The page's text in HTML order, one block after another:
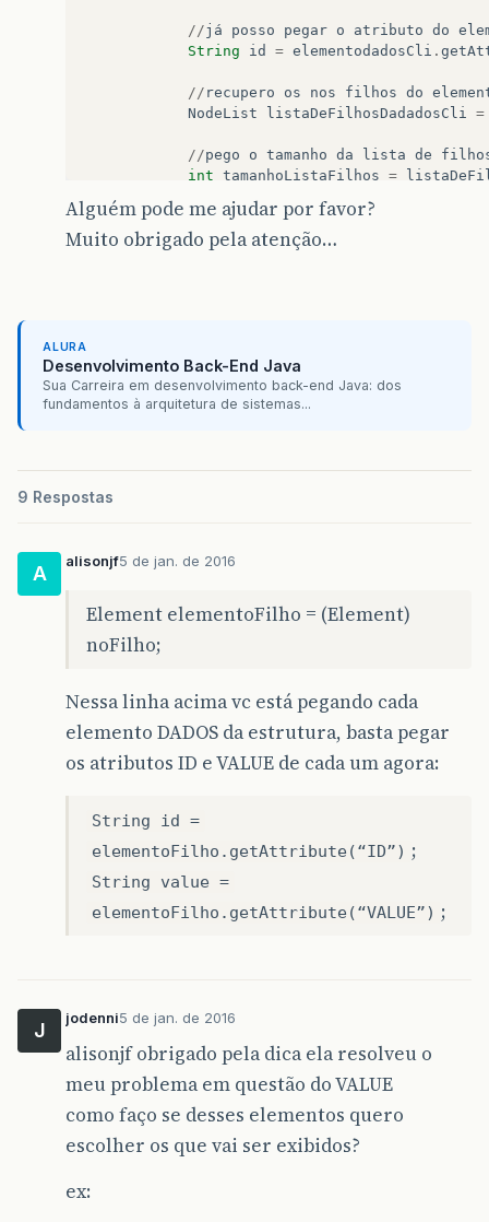
//já posso pegar o atributo do
String
id = elementodadosCli .
// recupero os nos filhos do
NodeList
listaDeFilhosDadadosCli =
//pego o tamanho da lista de
int tamanhoListaFilhos =
//varredura na lista
for (int j = 0;
//converto
Element
elementoFilho
}
catch (SAXException
} catch (IOException ex)
{
}
Alguém pode me ajudar por favor?
Muito obrigado pela atenção…
ALURA
Desenvolvimento Back-End Java
Sua Carreira em desenvolvimento back-end Java: dos
fundamentos à arquitetura de sistemas...
9 Respostas
A
alisonjf5 de jan. de 2016
Element elementoFilho = (Element)
noFilho;
Nessa linha acima vc está pegando cada
elemento DADOS da estrutura, basta pegar
os atributos ID e VALUE de cada um agora:
String id =
elementoFilho.getAttribute(“ID”) ;
String value =
elementoFilho.getAttribute(“VALUE”) ;
J
jodenni5 de jan. de 2016
alisonjf obrigado pela dica ela resolveu o
meu problema em questão do VALUE
como faço se desses elementos quero
escolher os que vai ser exibidos?
ex: